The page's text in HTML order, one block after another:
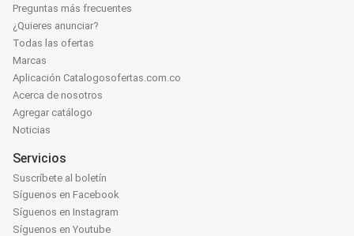
Preguntas más frecuentes
¿Quieres anunciar?
Todas las ofertas
Marcas
Aplicación Catalogosofertas.com.co
Acerca de nosotros
Agregar catálogo
Noticias
Servicios
Suscríbete al boletín
Síguenos en Facebook
Síguenos en Instagram
Síguenos en Youtube